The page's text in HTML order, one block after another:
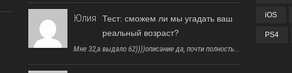
Юлия
Тест: сможем ли мы угадать ваш
реальный возраст?
Мне 32,а выдало 62))))описание да, почти полность...
iOS
PS4